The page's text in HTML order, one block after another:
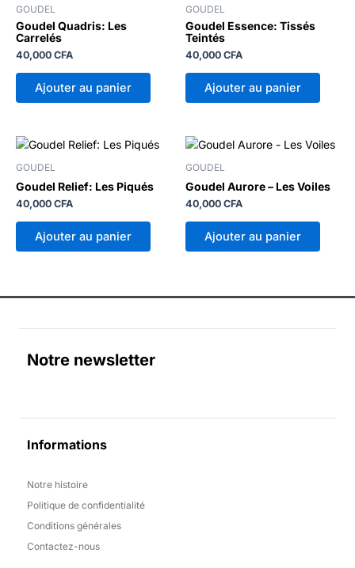
GOUDEL
Goudel Quadris: Les
Carrelés
40,000 CFA
Ajouter au panier
GOUDEL
Goudel Essence: Tissés
Teintés
40,000 CFA
Ajouter au panier
GOUDEL
Goudel Relief: Les Piqués
40,000 CFA
Ajouter au panier
GOUDEL
Goudel Aurore – Les Voiles
40,000 CFA
Ajouter au panier
Notre newsletter
Informations
Notre histoire
Politique de confidentialité
Conditions générales
Contactez-nous